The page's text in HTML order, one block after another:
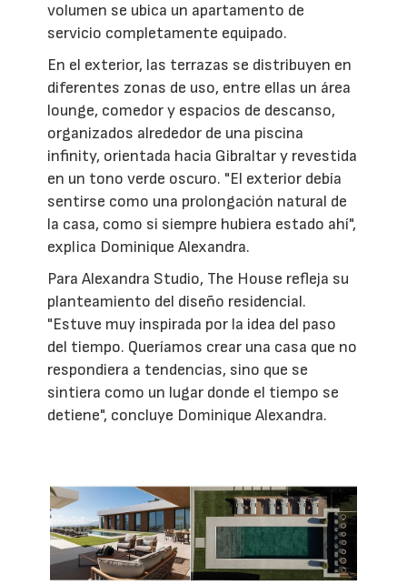
volumen se ubica un apartamento de
servicio completamente equipado.
En el exterior, las terrazas se distribuyen en
diferentes zonas de uso, entre ellas un área
lounge, comedor y espacios de descanso,
organizados alrededor de una piscina
infinity, orientada hacia Gibraltar y revestida
en un tono verde oscuro. "El exterior debía
sentirse como una prolongación natural de
la casa, como si siempre hubiera estado ahí",
explica Dominique Alexandra.
Para Alexandra Studio, The House refleja su
planteamiento del diseño residencial.
"Estuve muy inspirada por la idea del paso
del tiempo. Queríamos crear una casa que no
respondiera a tendencias, sino que se
sintiera como un lugar donde el tiempo se
detiene", concluye Dominique Alexandra.